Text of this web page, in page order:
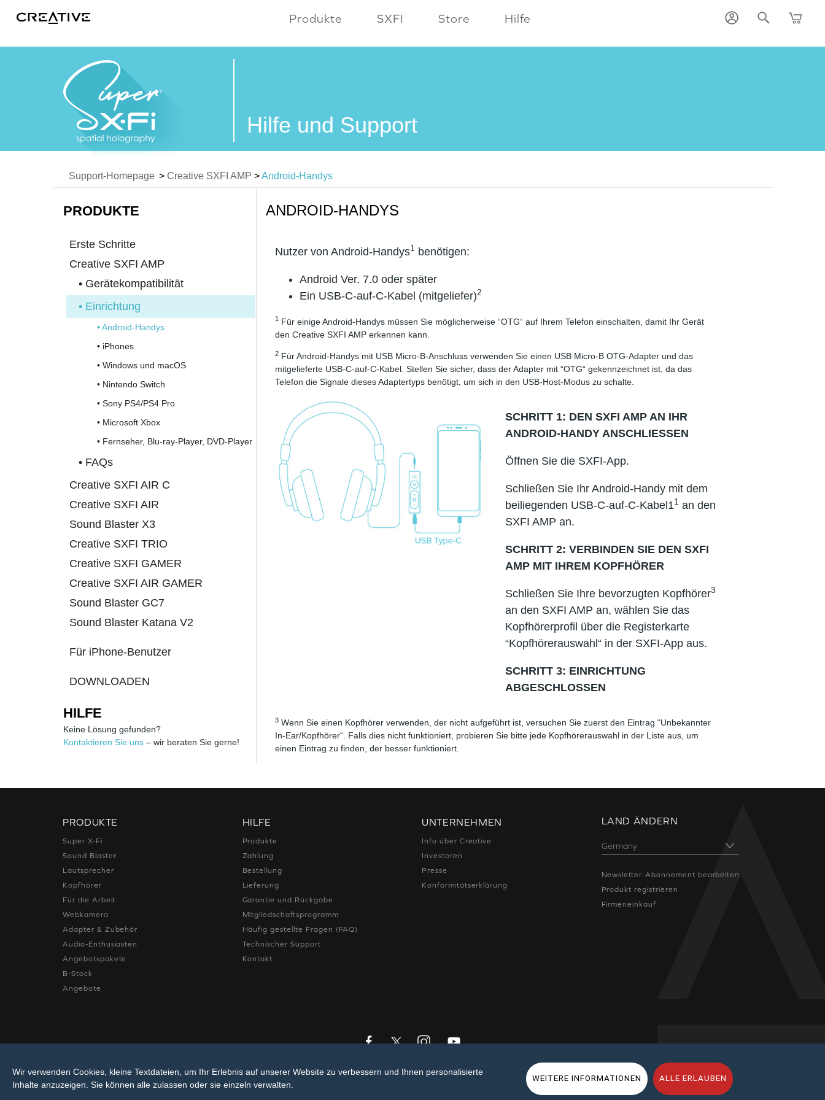
Wir verwenden Cookies, kleine Textdateien, um Ihr Erlebnis auf unserer Website zu verbessern und Ihnen personalisierte
Inhalte anzuzeigen. Sie können alle zulassen oder sie einzeln verwalten.
WEITERE INFORMATIONEN ALLE ERLAUBEN
Produkte SXFI Store Hilfe
Hilfe und Support
Support-Homepage > Creative SXFI AMP >Android-Handys
PRODUKTE
Erste Schritte
Creative SXFI AMP
• Gerätekompatibilität
• Einrichtung
• Android-Handys
• iPhones
• Windows und macOS
• Nintendo Switch
• Sony PS4/PS4 Pro
• Microsoft Xbox
• Fernseher, Blu-ray-Player, DVD-Player
• FAQs
Creative SXFI AIR C
Creative SXFI AIR
Sound Blaster X3
Creative SXFI TRIO
Creative SXFI GAMER
Creative SXFI AIR GAMER
Sound Blaster GC7
Sound Blaster Katana V2
Für iPhone-Benutzer
DOWNLOADEN
HILFE
Keine Lösung gefunden?
Kontaktieren Sie uns – wir beraten Sie gerne!
ANDROID-HANDYS
Nutzer von Android-Handys1 benötigen:
Android Ver. 7.0 oder später
Ein USB-C-auf-C-Kabel (mitgeliefer)2
1 Für einige Android-Handys müssen Sie möglicherweise “OTG“ auf Ihrem Telefon einschalten, damit Ihr Gerät
den Creative SXFI AMP erkennen kann.
2 Für Android-Handys mit USB Micro-B-Anschluss verwenden Sie einen USB Micro-B OTG-Adapter und das
mitgelieferte USB-C-auf-C-Kabel. Stellen Sie sicher, dass der Adapter mit “OTG“ gekennzeichnet ist, da das
Telefon die Signale dieses Adaptertyps benötigt, um sich in den USB-Host-Modus zu schalte.
SCHRITT 1: DEN SXFI AMP AN IHR
ANDROID-HANDY ANSCHLIESSEN
Öffnen Sie die SXFI-App.
Schließen Sie Ihr Android-Handy mit dem
beiliegenden USB-C-auf-C-Kabel11 an den
SXFI AMP an.
SCHRITT 2: VERBINDEN SIE DEN SXFI
AMP MIT IHREM KOPFHÖRER
Schließen Sie Ihre bevorzugten Kopfhörer3
an den SXFI AMP an, wählen Sie das
Kopfhörerprofil über die Registerkarte
“Kopfhörerauswahl“ in der SXFI-App aus.
SCHRITT 3: EINRICHTUNG
ABGESCHLOSSEN
3 Wenn Sie einen Kopfhörer verwenden, der nicht aufgeführt ist, versuchen Sie zuerst den Eintrag “Unbekannter
In-Ear/Kopfhörer“. Falls dies nicht funktioniert, probieren Sie bitte jede Kopfhörerauswahl in der Liste aus, um
einen Eintrag zu finden, der besser funktioniert.
PRODUKTE
Super X-Fi
Sound Blaster
Lautsprecher
Kopfhörer
Für die Arbeit
Webkamera
Adapter & Zubehör
Audio-Enthusiasten
Angebotspakete
B-Stock
Angebote
HILFE
Produkte
Zahlung
Bestellung
Lieferung
Garantie und Rückgabe
Mitgliedschaftsprogramm
Häufig gestellte Fragen (FAQ)
Technischer Support
Kontakt
UNTERNEHMEN
Info über Creative
Investoren
Presse
Konformitätserklärung
LAND ÄNDERN
Newsletter-Abonnement bearbeiten
Produkt registrieren
Firmeneinkauf
Allgemeine Nutzungsbedingungen| Impressum|Sitemap